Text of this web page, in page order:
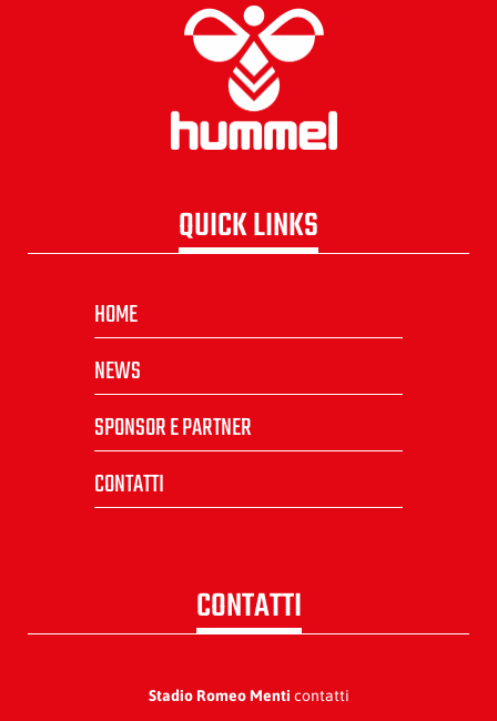
QUICK LINKS
HOME
NEWS
SPONSOR E PARTNER
CONTATTI
CONTATTI
Stadio Romeo Menti contatti